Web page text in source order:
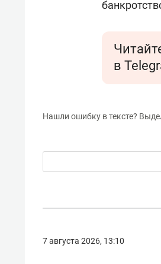
в
Нашли ошибку в тексте?
7 августа 2026, 13:10